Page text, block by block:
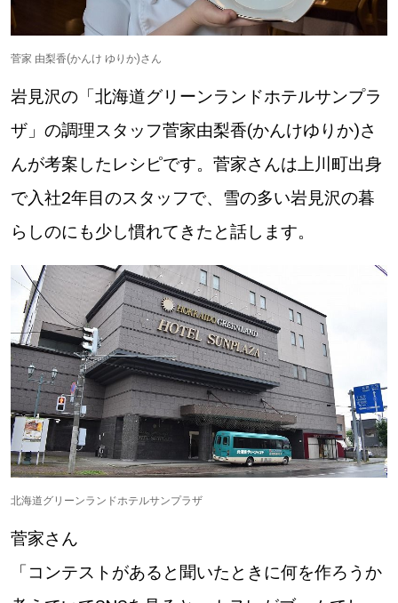
菅家 由梨香(かんけ ゆりか)さん
岩見沢の「北海道グリーンランドホテルサンプラ
ザ」の調理スタッフ菅家由梨香(かんけゆりか)さ
んが考案したレシピです。菅家さんは上川町出身
で入社2年目のスタッフで、雪の多い岩見沢の暮
らしのにも少し慣れてきたと話します。
北海道グリーンランドホテルサンプラザ
菅家さん
「コンテストがあると聞いたときに何を作ろうか